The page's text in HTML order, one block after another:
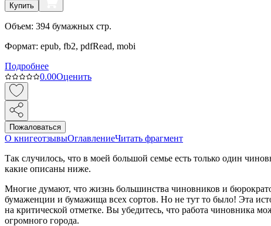
Купить
Объем: 394 бумажных стр.
Формат: epub, fb2, pdfRead, mobi
Подробнее
0.00Оценить
Пожаловаться
О книгеотзывыОглавлениеЧитать фрагмент
Так случилось, что в моей большой семье есть только один
какие описаны ниже.
Многие думают, что жизнь большинства чиновников и
бумаженции и бумажища всех сортов. Но не тут то было! Эта
на критической отметке. Вы убедитесь, что работа чиновника
огромного города.